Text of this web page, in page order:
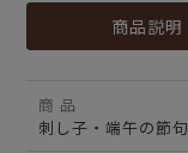
商品説明
商 品
刺し子・端午の節句